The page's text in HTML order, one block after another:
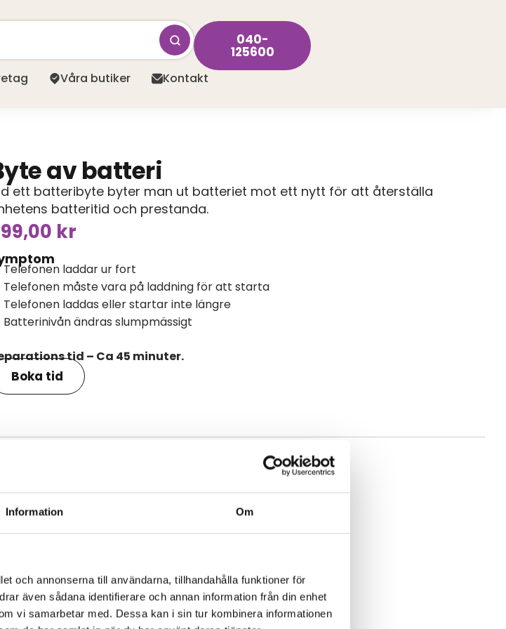
Information Om
och annonserna till användarna, tillhandahålla funktioner för
även sådana identifierare och annan information från din enhet
vi samarbetar med. Dessa kan i sin tur kombinera informationen
040-
125600
Våra butiker Kontakt
av batteri
ett batteribyte byter man ut batteriet mot ett nytt för att återställa
batteritid och prestanda.
kr
Telefonen laddar ur fort
Telefonen måste vara på laddning för att starta
Telefonen laddas eller startar inte längre
Batterinivån ändras slumpmässigt
tid – Ca 45 minuter.
Boka tid